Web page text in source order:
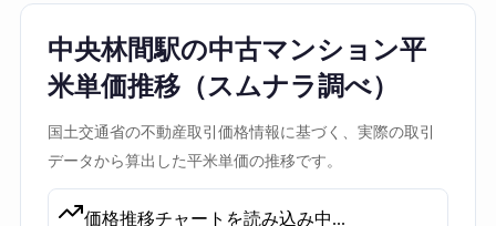
中央林間駅の中古マンション平
米単価推移（スムナラ調べ）
国土交通省の不動産取引価格情報に基づく、実際の取引
データから算出した平米単価の推移です。